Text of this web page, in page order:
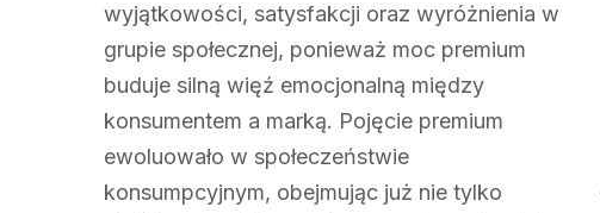
wyjątkowości, satysfakcji oraz wyróżnienia w
grupie społecznej, ponieważ moc premium
buduje silną więź emocjonalną między
konsumentem a marką. Pojęcie premium
ewoluowało w społeczeństwie
konsumpcyjnym, obejmując już nie tylko